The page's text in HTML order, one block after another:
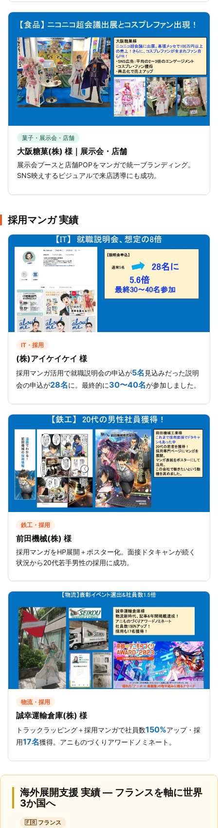
菓子・展示会・店舗
大阪糖菓(株) 様｜展示会・店舗
展示会ブースと店舗POPをマンガで統一ブランディング。
SNS映えするビジュアルで来店誘導にも成功。
採用マンガ 実績
IT・採用
(株)アイケイケイ 様
採用マンガ活用で就職説明会の申込が5名 見込みだった説明
会の申込が28名に。最終的に30〜40名が参加しました。
鉄工・採用
前田機械(株) 様
採用マンガをHP展開＋ポスター化。面接ドタキャンが続く
状況から20代若手男性の採用に成功。
物流・採用
誠幸運輸倉庫(株) 様
トラックラッピング＋採用マンガで社員数150%アップ・採
用17名獲得。アニものづくりアワードノミネート。
海外展開支援 実績 — フランスを軸に世界
3か国へ
🇫🇷 フランス